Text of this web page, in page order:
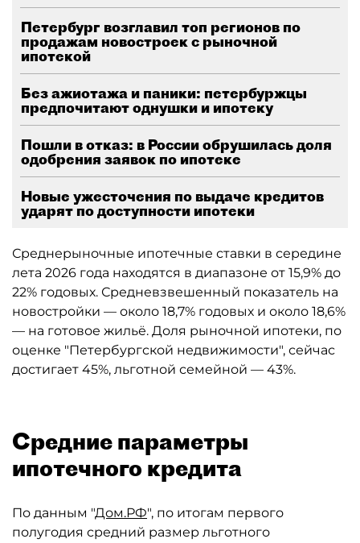
Петербург возглавил топ регионов по
продажам новостроек с рыночной
ипотекой
Без ажиотажа и паники: петербуржцы
предпочитают однушки и ипотеку
Пошли в отказ: в России обрушилась доля
одобрения заявок по ипотеке
Новые ужесточения по выдаче кредитов
ударят по доступности ипотеки
Среднерыночные ипотечные ставки в середине
лета 2026 года находятся в диапазоне от 15,9% до
22% годовых. Средневзвешенный показатель на
новостройки — около 18,7% годовых и около 18,6%
— на готовое жильё. Доля рыночной ипотеки, по
оценке "Петербургской недвижимости", сейчас
достигает 45%, льготной семейной — 43%.
Средние параметры
ипотечного кредита
По данным "Дом.РФ", по итогам первого
полугодия средний размер льготного